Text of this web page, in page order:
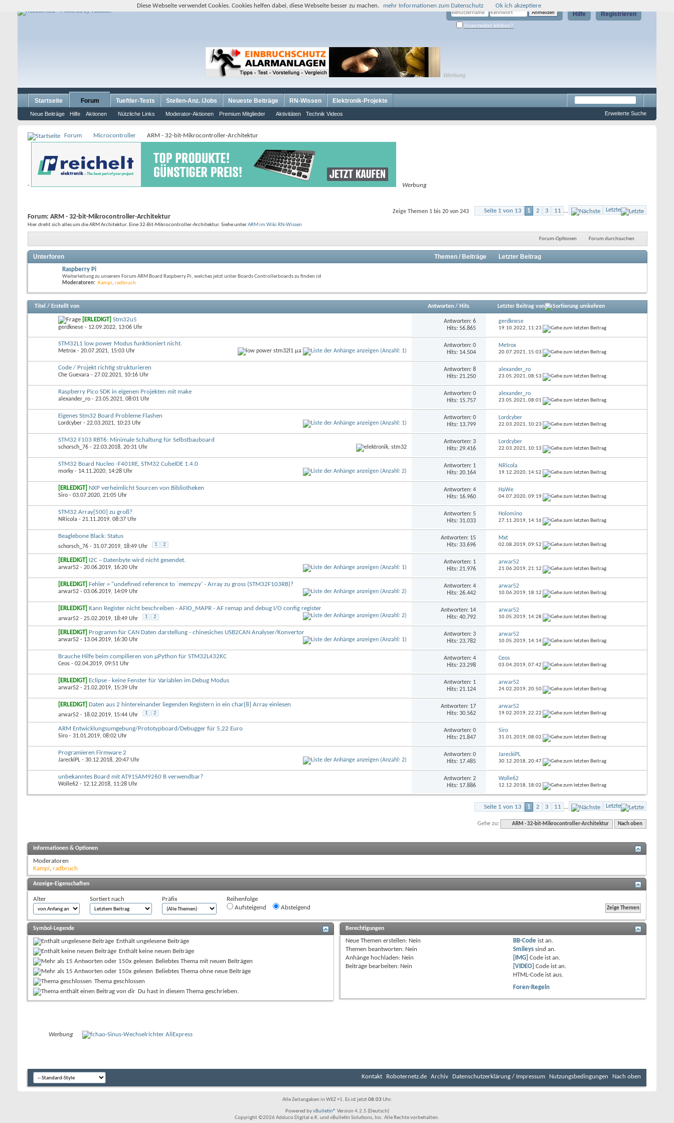
Registrieren
Hilfe
Angemeldet bleiben?
Werbung
Startseite Forum
Neue Beiträge Hilfe Aktionen Nützliche Links Moderator-Aktionen Premium Mitglieder Aktivitäten Technik Videos
Tueftler-Tests Stellen-Anz. /Jobs Neueste Beiträge RN-Wissen Elektronik-Projekte
Erweiterte Suche
Forum Microcontroller ARM - 32-bit-Mikrocontroller-Architektur
- Werbung
Seite 1 von 13 1 2 3 11 ... Letzte
Zeige Themen 1 bis 20 von 243
Forum: ARM - 32-bit-Mikrocontroller-Architektur
Hier dreht sich alles um die ARM Architektur. Eine 32-Bit-Mikrocontroller-Architektur. Siehe unterARM im Wiki RN-Wissen
Forum-Optionen Forum durchsuchen
Unterforen Themen / Beiträge Letzter Beitrag
Raspberry Pi
Weiterleitung zu unserem Forum ARM Board Raspberry Pi, welches jetzt unter Boards Controllerboards zu finden ist
Moderatoren: Kampi, radbruch
Titel / Erstellt von Antworten/ Hits Letzter Beitrag von
[ERLEDIGT] Stm32u5
gerdknese - 12.09.2022, 13:06 Uhr
Antworten: 6
Hits: 56.865
gerdknese
19.10.2022, 11:23
STM32L1 low power Modus funktioniert nicht.
Metrox - 20.07.2021, 15:03 Uhr
Antworten: 0
Hits: 14.504
Metrox
20.07.2021, 15:03
Code / Projekt richtig strukturieren
Che Guevara - 27.02.2021, 10:16 Uhr
Antworten: 8
Hits: 21.250
alexander_ro
23.05.2021, 08:53
Raspberry Pico SDK in eigenen Projekten mit make
alexander_ro - 23.05.2021, 08:01 Uhr
Antworten: 0
Hits: 15.757
alexander_ro
23.05.2021, 08:01
Eigenes Stm32 Board Probleme Flashen
Lordcyber - 22.03.2021, 10:23 Uhr
Antworten: 0
Hits: 13.799
Lordcyber
22.03.2021, 10:23
STM32 F103 RBT6: Minimale Schaltung für Selbstbauboard
schorsch_76 - 22.03.2018, 20:31 Uhr
Antworten: 3
Hits: 29.416
Lordcyber
22.03.2021, 10:13
STM32 Board Nucleo -F401RE, STM32 CubeIDE 1.4.0
morky- 14.11.2020, 14:28 Uhr
Antworten: 1
Hits: 20.164
NRicola
19.12.2020, 14:52
[ERLEDIGT] NXP verheimlicht Sourcen von Bibliotheken
Siro - 03.07.2020, 21:05 Uhr
Antworten: 4
Hits: 16.960
HaWe
04.07.2020, 09:19
STM32 Array[500] zu groß?
NRicola - 21.11.2019, 08:37 Uhr
Antworten: 5
Hits: 31.033
Holomino
27.11.2019, 14:16
Beaglebone Black: Status
schorsch_76 - 31.07.2019, 18:49 Uhr 1 2
Antworten: 15
Hits: 33.696
Mxt
02.08.2019, 09:52
[ERLEDIGT] I2C – Datenbyte wird nicht gesendet.
arwar52 - 20.06.2019, 16:20 Uhr
Antworten: 1
Hits: 21.976
arwar52
21.06.2019, 21:12
[ERLEDIGT] Fehler = "undefined reference to `memcpy' - Array zu gross (STM32F103RB)?
arwar52 - 03.06.2019, 14:09 Uhr
Antworten: 4
Hits: 26.442
arwar52
10.06.2019, 18:12
[ERLEDIGT] Kann Register nicht beschreiben - AFIO_MAPR - AF remap and debug I/O config register
arwar52 - 25.02.2019, 18:49 Uhr 1 2
Antworten: 14
Hits: 40.792
arwar52
10.05.2019, 14:28
[ERLEDIGT] Programm für CAN Daten darstellung - chinesiches USB2CAN Analyser/Konvertor
arwar52 - 13.04.2019, 16:30 Uhr
Antworten: 3
Hits: 23.782
arwar52
10.05.2019, 14:14
Brauche Hilfe beim compilieren von µPython für STM32L432KC
Ceos - 02.04.2019, 09:51 Uhr
Antworten: 4
Hits: 23.298
Ceos
03.04.2019, 07:42
[ERLEDIGT] Eclipse - keine Fenster für Variablen im Debug Modus
arwar52 - 21.02.2019, 15:39 Uhr
Antworten: 1
Hits: 21.124
arwar52
24.02.2019, 20:50
[ERLEDIGT] Daten aus 2 hintereinander liegenden Registern in ein char[8] Array einlesen
arwar52 - 18.02.2019, 15:44 Uhr 1 2
Antworten: 17
Hits: 30.562
arwar52
19.02.2019, 22:22
ARM Entwicklungsumgebung/Prototypboard/Debugger für 5,22 Euro
Siro - 31.01.2019, 08:02 Uhr
Antworten: 0
Hits: 21.847
Siro
31.01.2019, 08:02
Programieren Firmware 2
JareckiPL - 30.12.2018, 20:47 Uhr
Antworten: 0
Hits: 17.485
JareckiPL
30.12.2018, 20:47
unbekanntes Board mit AT91SAM9260 B verwendbar?
Wolle62 - 12.12.2018, 11:28 Uhr
Antworten: 2
Hits: 17.886
Wolle62
12.12.2018, 18:02
Seite 1 von 13 1 2 3 11 ... Letzte
Gehe zu: ARM - 32-bit-Mikrocontroller-Architektur Nach oben
Informationen & Optionen
Moderatoren
Kampi, radbruch
Anzeige-Eigenschaften
Alter Sortiert nach Präfix
Reihenfolge
Aufsteigend
Absteigend
Symbol-Legende
Enthält ungelesene Beiträge
Enthält keine neuen Beiträge
Beliebtes Thema mit neuen Beiträgen
Beliebtes Thema ohne neue Beiträge
Thema geschlossen
Du hast in diesem Thema geschrieben.
Berechtigungen
Neue Themen erstellen: Nein
Themen beantworten: Nein
Anhänge hochladen: Nein
Beiträge bearbeiten: Nein
BB-Code istan.
Smileys sindan.
[IMG] Code istan.
[VIDEO] Code istan.
HTML-Code istaus.
Foren-Regeln
Werbung
Kontakt Roboternetz.de Archiv Datenschutzerklärung / Impressum Nutzungsbedingungen Nach oben
Alle Zeitangaben in WEZ +1. Es ist jetzt08:03 Uhr.
Powered byvBulletin® Version 4.2.5 (Deutsch)
Copyright ©2026 Adduco Digital e.K. und vBulletin Solutions, Inc. Alle Rechte vorbehalten.
Diese Webseite verwendet Cookies. Cookies helfen dabei, diese Webseite besser zu machen. mehr Informationen zum Datenschutz Ok ich akzeptiere